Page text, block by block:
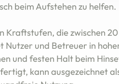
beim Aufstehen zu helfen.
die zwischen 20
und Betreuer in
und festen Halt beim
kann ausgezeichnet